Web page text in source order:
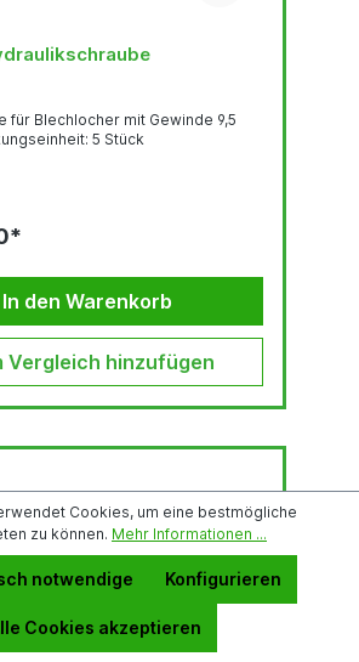
für Blechlocher mit Gewinde 9,5
5 Stück
In den Warenkorb
Vergleich hinzufügen
Cookies, um eine bestmögliche
zu können. Mehr Informationen ...
notwendige Konfigurieren
Cookies akzeptieren